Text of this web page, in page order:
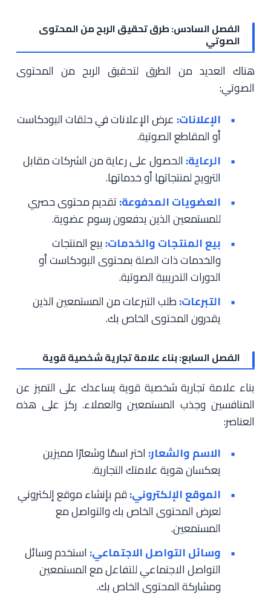
الفصل السادس: طرق تحقيق الربح من المحتوى
الصوتي
هناك العديد من الطرق لتحقيق الربح من المحتوى
الصوتي:
الإعلانات: عرض الإعلانات في حلقات البودكاست
أو المقاطع الصوتية.
الرعاية: الحصول على رعاية من الشركات مقابل
الترويج لمنتجاتها أو خدماتها.
العضويات المدفوعة:تقديم محتوى حصري
للمستمعين الذين يدفعون رسوم عضوية.
بيع المنتجات والخدمات: بيع المنتجات
والخدمات ذات الصلة بمحتوى البودكاست أو
الدورات التدريبية الصوتية.
التبرعات:طلب التبرعات من المستمعين الذين
يقدرون المحتوى الخاص بك.
الفصل السابع: بناء علامة تجارية شخصية قوية
بناء علامة تجارية شخصية قوية يساعدك على التميز عن
المنافسين وجذب المستمعين والعملاء. ركز على هذه
العناصر:
الاسم والشعار: اختر اسمًا وشعارًا مميزين
يعكسان هوية علامتك التجارية.
الموقع الإلكتروني:قم بإنشاء موقع إلكتروني
لعرض المحتوى الخاص بك والتواصل مع
المستمعين.
وسائل التواصل الاجتماعي: استخدم وسائل
التواصل الاجتماعي للتفاعل مع المستمعين
ومشاركة المحتوى الخاص بك.